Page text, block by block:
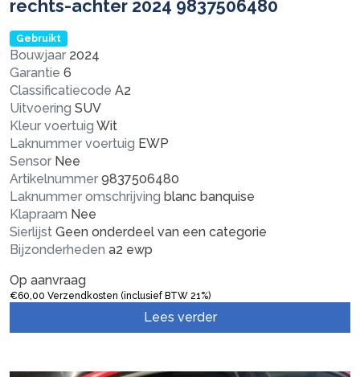
rechts-achter 2024 9837506480
Gebruikt
Bouwjaar 2024
Garantie 6
Classificatiecode A2
Uitvoering SUV
Kleur voertuig Wit
Laknummer voertuig EWP
Sensor Nee
Artikelnummer 9837506480
Laknummer omschrijving blanc banquise
Klapraam Nee
Sierlijst Geen onderdeel van een categorie
Bijzonderheden a2 ewp
Op aanvraag
€60,00 Verzendkosten (inclusief BTW 21%)
Lees verder